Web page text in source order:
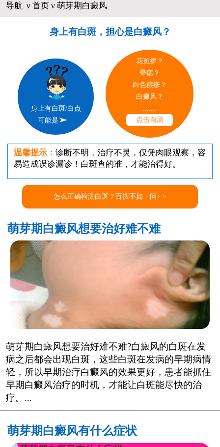
导航 ν 首页ν 萌芽期白癜风
身上有白斑，担心是白癜风？
身上有白斑/白点
可能是
花斑癣？
晕痣？
白色糠疹？
白癜风？
点击自测
温馨提示： 诊断不明，治疗不灵，仅凭肉眼观察，容
易造成误诊漏诊！白斑查的准，才能治得好。
怎么正确检测白斑？百搜不如一问> >
萌芽期白癜风想要治好难不难
萌芽期白癜风想要治好难不难?白癜风的白斑在发
病之后都会出现白斑，这些白斑在发病的早期病情
轻，所以早期治疗白癜风的效果更好，患者能抓住
早期白癜风治疗的时机，才能让白斑能尽快的治
疗。...
萌芽期白癜风有什么症状